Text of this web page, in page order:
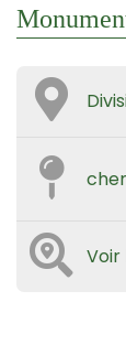
Voir